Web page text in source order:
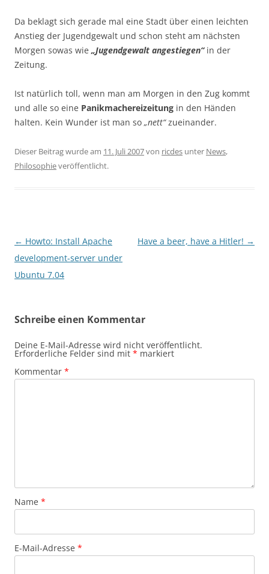
Da beklagt sich gerade mal eine Stadt über einen leichten
Anstieg der Jugendgewalt und schon steht am nächsten
Morgen sowas wie „Jugendgewalt angestiegen“in der
Zeitung.
Ist natürlich toll, wenn man am Morgen in den Zug kommt
und alle so eine Panikmachereizeitung in den Händen
halten. Kein Wunder ist man so „nett“zueinander.
Dieser Beitrag wurde am 11. Juli 2007von ricdes unter News,
Philosophieveröffentlicht.
Beitragsnavigation
← Howto: Install Apache
development-server under
Ubuntu 7.04
Have a beer, have a Hitler! →
Schreibe einen Kommentar
Deine E-Mail-Adresse wird nicht veröffentlicht.
Erforderliche Felder sind mit * markiert
Kommentar *
Name *
E-Mail-Adresse *